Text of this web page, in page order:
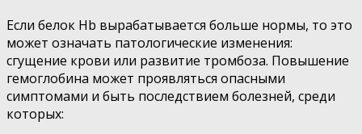
Если белок Hb вырабатывается больше нормы, то это
может означать патологические изменения:
сгущение крови или развитие тромбоза. Повышение
гемоглобина может проявляться опасными
симптомами и быть последствием болезней, среди
которых: